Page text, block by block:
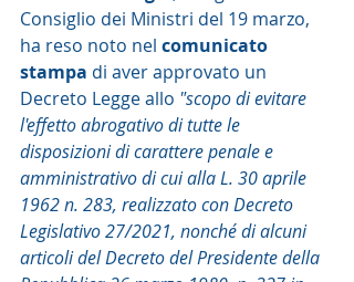
Consiglio dei Ministri del 19 marzo,
ha reso noto nel comunicato
stampa di aver approvato un
Decreto Legge allo "scopo di evitare
l'effetto abrogativo di tutte le
disposizioni di carattere penale e
amministrativo di cui alla L. 30 aprile
1962 n. 283, realizzato con Decreto
Legislativo 27/2021, nonché di alcuni
articoli del Decreto del Presidente della